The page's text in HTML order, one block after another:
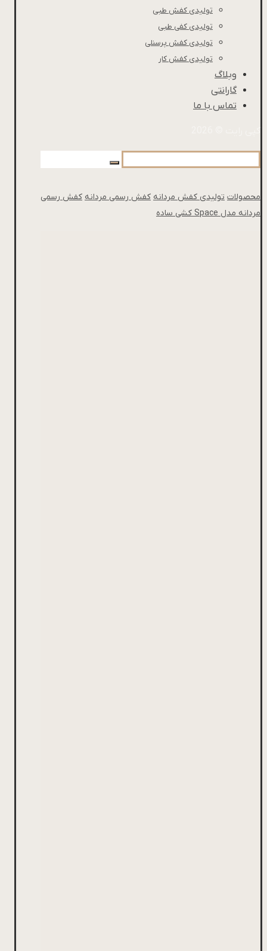
تولیدی کفش طبی
تولیدی کفی طبی
تولیدی کفش پرسنلی
تولیدی کفش کار
وبلاگ
گارانتی
تماس با ما
محصولات تولیدی کفش مردانه کفش رسمی مردانه کفش رسمی
مردانه مدل Space کشی ساده